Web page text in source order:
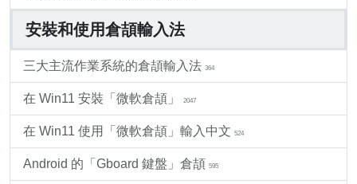
安裝和使用倉頡輸入法
三大主流作業系統的倉頡輸入法 364
在 Win11 安裝「微軟倉頡」 2047
在 Win11 使用「微軟倉頡」輸入中文 524
Android 的「Gboard 鍵盤」倉頡 595